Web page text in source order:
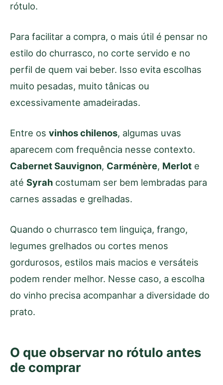
rótulo.
Para facilitar a compra, o mais útil é pensar no
estilo do churrasco, no corte servido e no
perfil de quem vai beber. Isso evita escolhas
muito pesadas, muito tânicas ou
excessivamente amadeiradas.
Entre os vinhos chilenos, algumas uvas
aparecem com frequência nesse contexto.
Cabernet Sauvignon, Carménère, Merlot e
até Syrah costumam ser bem lembradas para
carnes assadas e grelhadas.
Quando o churrasco tem linguiça, frango,
legumes grelhados ou cortes menos
gordurosos, estilos mais macios e versáteis
podem render melhor. Nesse caso, a escolha
do vinho precisa acompanhar a diversidade do
prato.
O que observar no rótulo antes
de comprar